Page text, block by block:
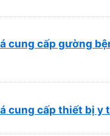
cung cấp gường
cung cấp thiết bị y